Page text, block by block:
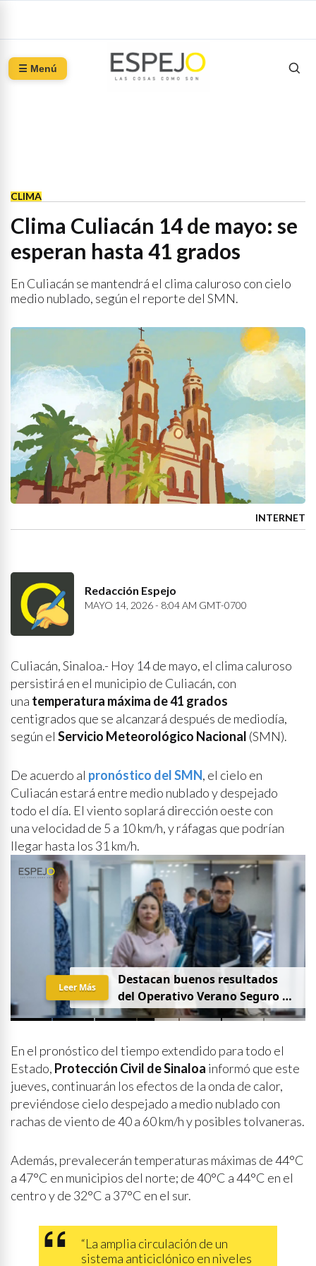
☰ Menú
CLIMA
Clima Culiacán 14 de mayo: se
esperan hasta 41 grados
En Culiacán se mantendrá el clima caluroso con cielo
medio nublado, según el reporte del SMN.
INTERNET
Redacción Espejo
MAYO 14, 2026 - 8:04 AM GMT-0700
Culiacán, Sinaloa.- Hoy 14 de mayo, el clima caluroso
persistirá en el municipio de Culiacán, con
una temperatura máxima de 41 grados
centigrados que se alcanzará después de mediodía,
según el Servicio Meteorológico Nacional (SMN).
De acuerdo al pronóstico del SMN, el cielo en
Culiacán estará entre medio nublado y despejado
todo el día. El viento soplará dirección oeste con
una velocidad de 5 a 10 km/h, y ráfagas que podrían
llegar hasta los 31 km/h.
Destacan buenos resultados
del Operativo Verano Seguro en
mesa de Construcción de Paz,
Gobernadora Yeraldine Bonilla
Leer Más
En el pronóstico del tiempo extendido para todo el
Estado, Protección Civil de Sinaloa informó que este
jueves, continuarán los efectos de la onda de calor,
previéndose cielo despejado a medio nublado con
rachas de viento de 40 a 60 km/h y posibles tolvaneras.
Además, prevalecerán temperaturas máximas de 44°C
a 47°C en municipios del norte; de 40°C a 44°C en el
centro y de 32°C a 37°C en el sur.
“La amplia circulación de un
sistema anticiclónico en niveles